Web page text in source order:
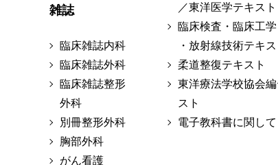
雑誌
臨床雑誌内科
臨床雑誌外科
臨床雑誌整形
外科
別冊整形外科
胸部外科
がん看護
／東洋医学テキスト
臨床検査・臨床工学
・放射線技術テキス
柔道整復テキスト
東洋療法学校協会編
スト
電子教科書に関して